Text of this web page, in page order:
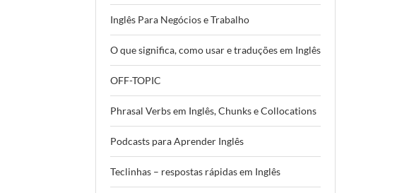
Inglês Para Negócios e Trabalho
O que significa, como usar e traduções em Inglês
OFF-TOPIC
Phrasal Verbs em Inglês, Chunks e Collocations
Podcasts para Aprender Inglês
Teclinhas – respostas rápidas em Inglês